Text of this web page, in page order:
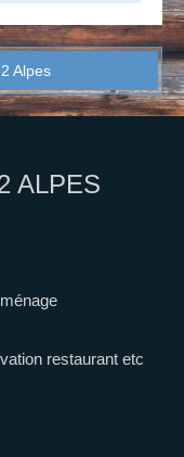
Alpes
ALPES
restaurant etc